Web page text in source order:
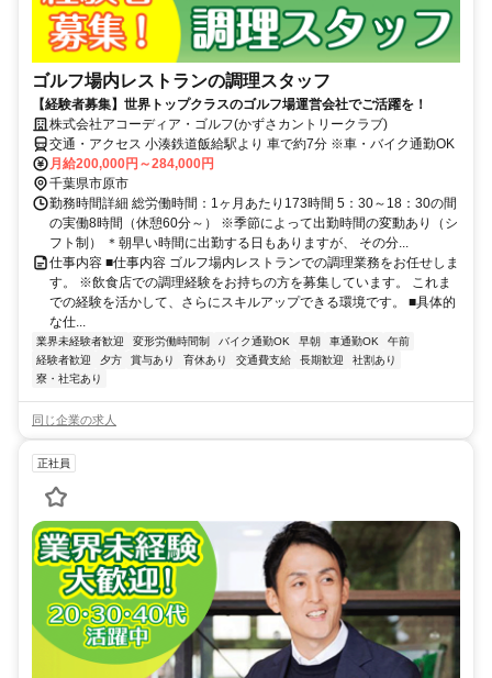
ゴルフ場内レストランの調理スタッフ
【経験者募集】世界トップクラスのゴルフ場運営会社でご活躍を！
株式会社アコーディア・ゴルフ(かずさカントリークラブ)
交通・アクセス 小湊鉄道飯給駅より 車で約7分 ※車・バイク通勤OK
月給200,000円～284,000円
千葉県市原市
勤務時間詳細 総労働時間：1ヶ月あたり173時間 5：30～18：30の間
の実働8時間（休憩60分～） ※季節によって出勤時間の変動あり（シ
フト制） ＊朝早い時間に出勤する日もありますが、 その分...
仕事内容 ■仕事内容 ゴルフ場内レストランでの調理業務をお任せしま
す。 ※飲食店での調理経験をお持ちの方を募集しています。 これま
での経験を活かして、さらにスキルアップできる環境です。 ■具体的
な仕...
業界未経験者歓迎 変形労働時間制 バイク通勤OK 早朝 車通勤OK
午前
経験者歓迎
夕方 賞与あり 育休あり 交通費支給 長期歓迎
社割あり
寮・社宅あり
同じ企業の求人
正社員